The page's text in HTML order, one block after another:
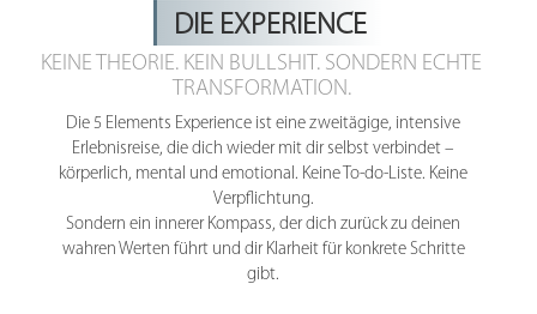
DIE EXPERIENCE
KEINE THEORIE. KEIN BULLSHIT. SONDERN ECHTE
TRANSFORMATION.
Die 5 Elements Experience ist eine zweitägige, intensive
Erlebnisreise, die dich wieder mit dir selbst verbindet –
körperlich, mental und emotional. Keine To-do-Liste. Keine
Verpflichtung.
Sondern ein innerer Kompass, der dich zurück zu deinen
wahren Werten führt und dir Klarheit für konkrete Schritte
gibt.